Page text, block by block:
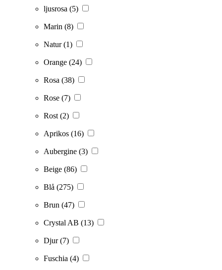
ljusrosa (5)
Marin (8)
Natur(1)
Orange (24)
Rosa (38)
Rose (7)
Rost (2)
Aprikos (16)
Aubergine (3)
Beige (86)
Blå (275)
Brun (47)
Crystal AB (13)
Djur(7)
Fuschia (4)